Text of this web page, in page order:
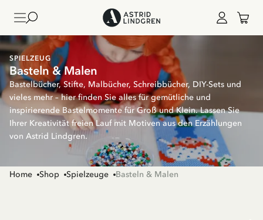
SPIELZEUG
Basteln & Malen
Bastelbücher, Stifte, Malbücher, Schreibbücher, DIY-Sets und
vieles mehr – hier finden Sie alles für gemütliche und
inspirierende Bastelmomente für Groß und Klein. Lassen Sie
Ihrer Kreativität freien Lauf mit Motiven aus den Erzählungen
von Astrid Lindgren.
Home Shop Spielzeuge Basteln & Malen